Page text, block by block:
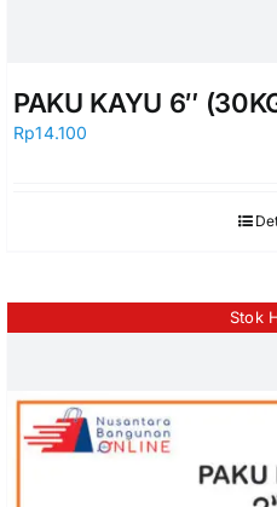
PAKU KAYU 6″
Rp14.100
Stok